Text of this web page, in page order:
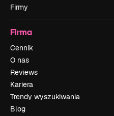
Firmy
Firma
Cennik
O nas
Reviews
Kariera
Trendy wyszukiwania
Blog